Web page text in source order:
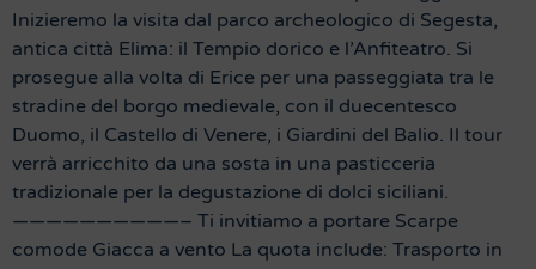
Inizieremo la visita dal parco archeologico di Segesta,
antica città Elima: il Tempio dorico e l’Anfiteatro. Si
prosegue alla volta di Erice per una passeggiata tra le
stradine del borgo medievale, con il duecentesco
Duomo, il Castello di Venere, i Giardini del Balio. Il tour
verrà arricchito da una sosta in una pasticceria
tradizionale per la degustazione di dolci siciliani.
——————————– Ti invitiamo a portare Scarpe
comode Giacca a vento La quota include: Trasporto in